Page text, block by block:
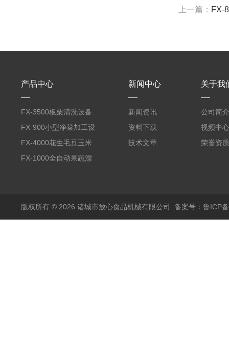
上一篇： FX-
产品中心
FX-3500板栗清洗设备
全自动气泡清洗机
FX-900小型净菜加工设
备野菜清洗机
FX-4000花生毛豆玉米
蒸煮漂烫机
FX-1000全自动果蔬漂
新闻中心
新闻资讯
资料下载
技术文章
关于我
公司简介
视频中心
荣誉资质
版权所有 © 2026 诸城市放心食品机械有限公司 备案号：鲁ICP